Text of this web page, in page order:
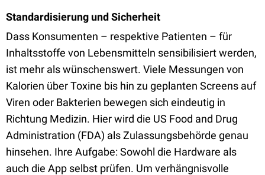
Standardisierung und Sicherheit
Dass Konsumenten – respektive Patienten – für
Inhaltsstoffe von Lebensmitteln sensibilisiert werden,
ist mehr als wünschenswert. Viele Messungen von
Kalorien über Toxine bis hin zu geplanten Screens auf
Viren oder Bakterien bewegen sich eindeutig in
Richtung Medizin. Hier wird die US Food and Drug
Administration (FDA) als Zulassungsbehörde genau
hinsehen. Ihre Aufgabe: Sowohl die Hardware als
auch die App selbst prüfen. Um verhängnisvolle